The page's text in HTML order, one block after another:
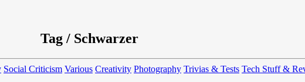
Tag / Schwarzer
Social Criticism Various Creativity Photography Trivias & Tests Tech Stuff &